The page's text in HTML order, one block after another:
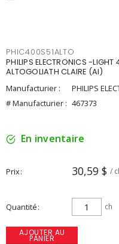
PHIC400S51ALTO
PHILIPS ELECTRONICS -
ALTOGOLIATH CLAIRE (AI)
Manufacturier :
PHILIPS
# Manufacturier : 467373
En inventaire
Prix 30,59 $ /
Quantité ch
AJOUTER AU
PANIER